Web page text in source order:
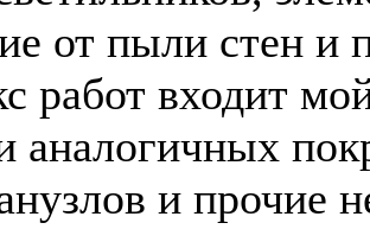
от пыли стен и
работ входит
аналогичных
и прочие